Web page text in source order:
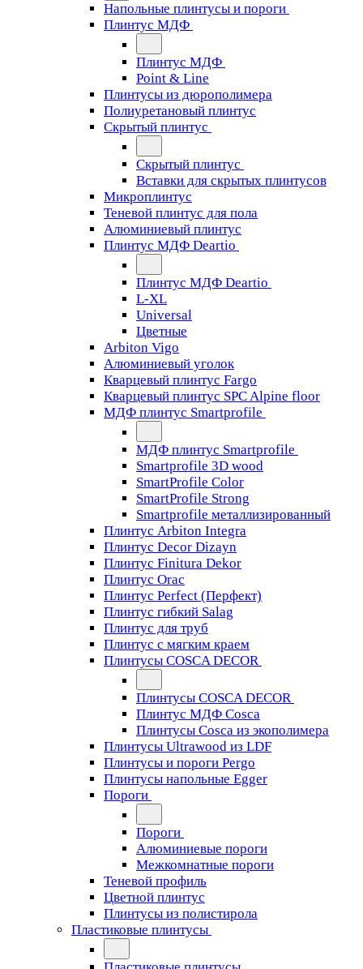
Напольные плинтусы и пороги
Плинтус МДФ
Плинтус МДФ
Point & Line
Плинтусы из дюрополимера
Полиуретановый плинтус
Скрытый плинтус
Скрытый плинтус
Вставки для скрытых плинтусов
Микроплинтус
Теневой плинтус для пола
Алюминиевый плинтус
Плинтус МДФ Deartio
Плинтус МДФ Deartio
L-XL
Universal
Цветные
Arbiton Vigo
Алюминиевый уголок
Кварцевый плинтус Fargo
Кварцевый плинтус SPC Alpine floor
МДФ плинтус Smartprofile
МДФ плинтус Smartprofile
Smartprofile 3D wood
SmartProfile Color
SmartProfile Strong
Smartprofile металлизированный
Плинтус Arbiton Integra
Плинтус Decor Dizayn
Плинтус Finitura Dekor
Плинтус Orac
Плинтус Perfect (Перфект)
Плинтус гибкий Salag
Плинтус для труб
Плинтус с мягким краем
Плинтусы COSCA DECOR
Плинтусы COSCA DECOR
Плинтус МДФ Cosca
Плинтусы Cosca из экополимера
Плинтусы Ultrawood из LDF
Плинтусы и пороги Pergo
Плинтусы напольные Egger
Пороги
Пороги
Алюминиевые пороги
Межкомнатные пороги
Теневой профиль
Цветной плинтус
Плинтусы из полистирола
Пластиковые плинтусы